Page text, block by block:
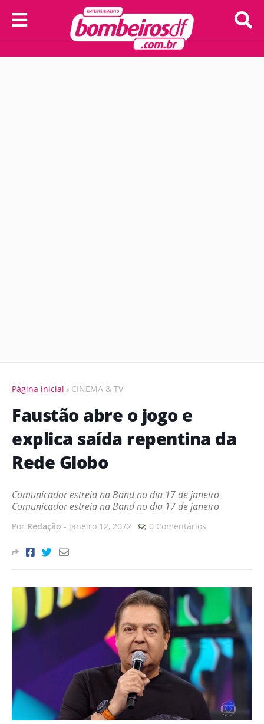
Página inicial CINEMA & TV
Faustão abre o jogo e
explica saída repentina da
Rede Globo
Comunicador estreia na Band no dia 17 de janeiro
Comunicador estreia na Band no dia 17 de janeiro
Por Redação - janeiro 12, 2022 0 Comentários